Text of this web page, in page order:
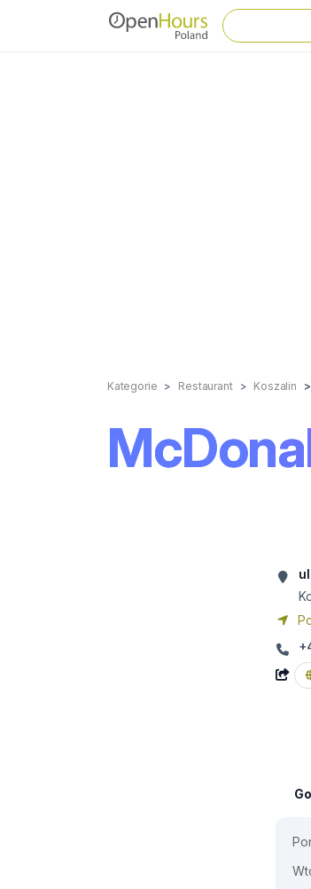
Kategorie Restaurant Koszalin